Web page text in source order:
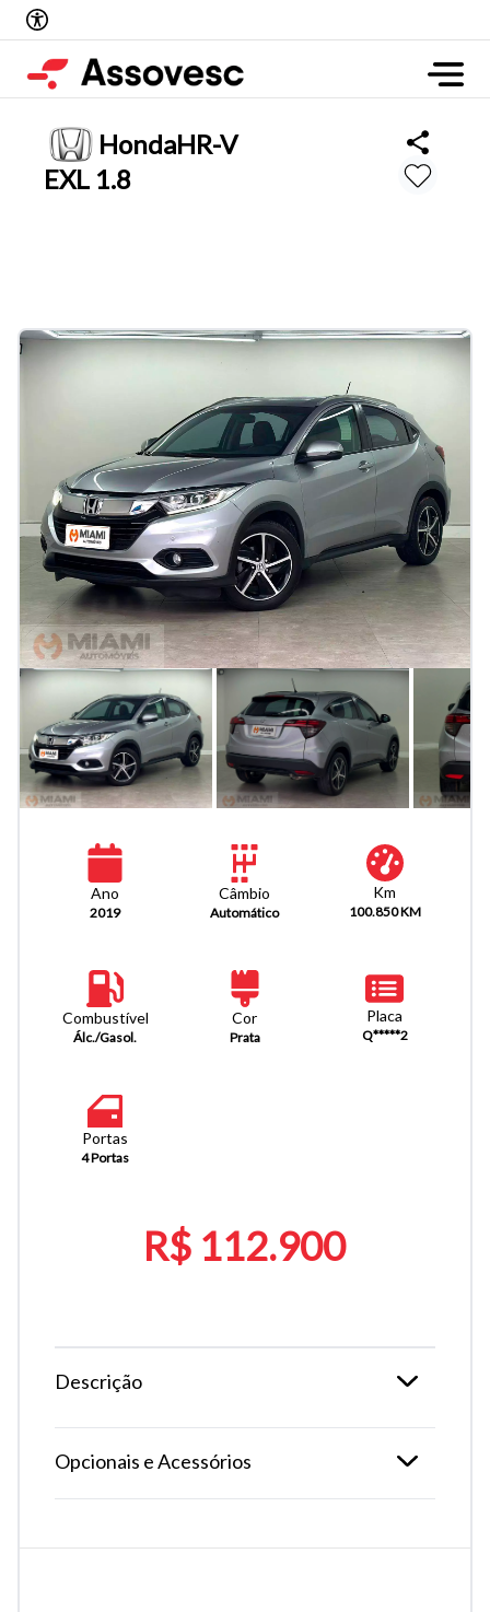
HondaHR-V
EXL 1.8
Ano
2019
Câmbio
Automático
Km
100.850 KM
Combustível
Álc./Gasol.
Cor
Prata
Placa
Q*****2
Portas
4 Portas
R$ 112.900
Descrição
Opcionais e Acessórios